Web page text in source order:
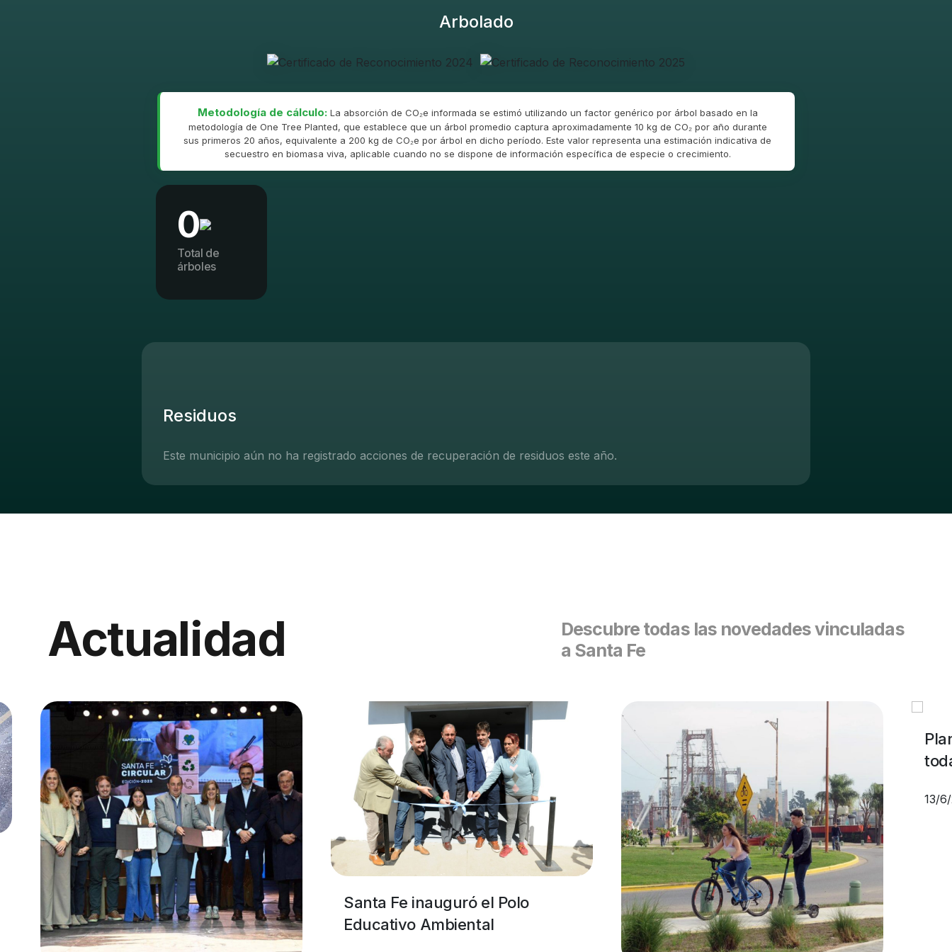
Arbolado
Metodología de cálculo:La absorción de CO₂e informada se estimó utilizando un factor genérico por árbol basado en la
metodología de One Tree Planted, que establece que un árbol promedio captura aproximadamente 10 kg de CO₂ por año durante
sus primeros 20 años, equivalente a 200 kg de CO₂e por árbol en dicho período. Este valor representa una estimación indicativa de
secuestro en biomasa viva, aplicable cuando no se dispone de información específica de especie o crecimiento.
0
Total de
árboles
Residuos
Este municipio aún no ha registrado acciones de recuperación de residuos este año.
Actualidad
Descubre todas las novedades vinculadas
a Santa Fe
Santa Fe inauguró el Polo
Educativo Ambiental
13/